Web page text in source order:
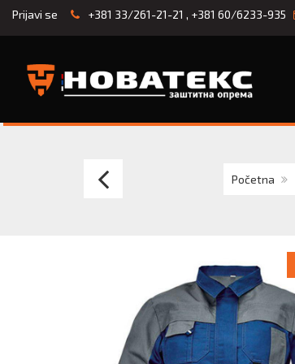
Prijavi se +381 33/261-21-21 , +381 60/6233-935
Početna
CERVA
pantalone